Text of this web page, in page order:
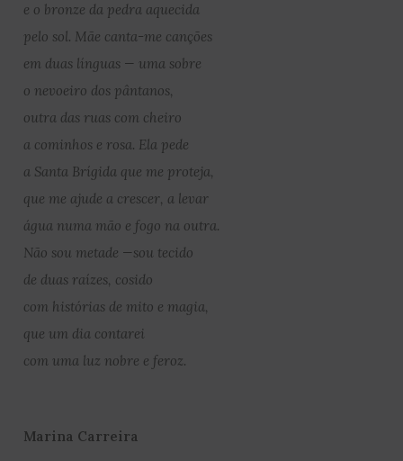
e o bronze da pedra aquecida
pelo sol. Mãe canta-me canções
em duas línguas — uma sobre
o nevoeiro dos pântanos,
outra das ruas com cheiro
a cominhos e rosa. Ela pede
a Santa Brígida que me proteja,
que me ajude a crescer, a levar
água numa mão e fogo na outra.
Não sou metade —sou tecido
de duas raízes, cosido
com histórias de mito e magia,
que um dia contarei
com uma luz nobre e feroz.
Marina Carreira